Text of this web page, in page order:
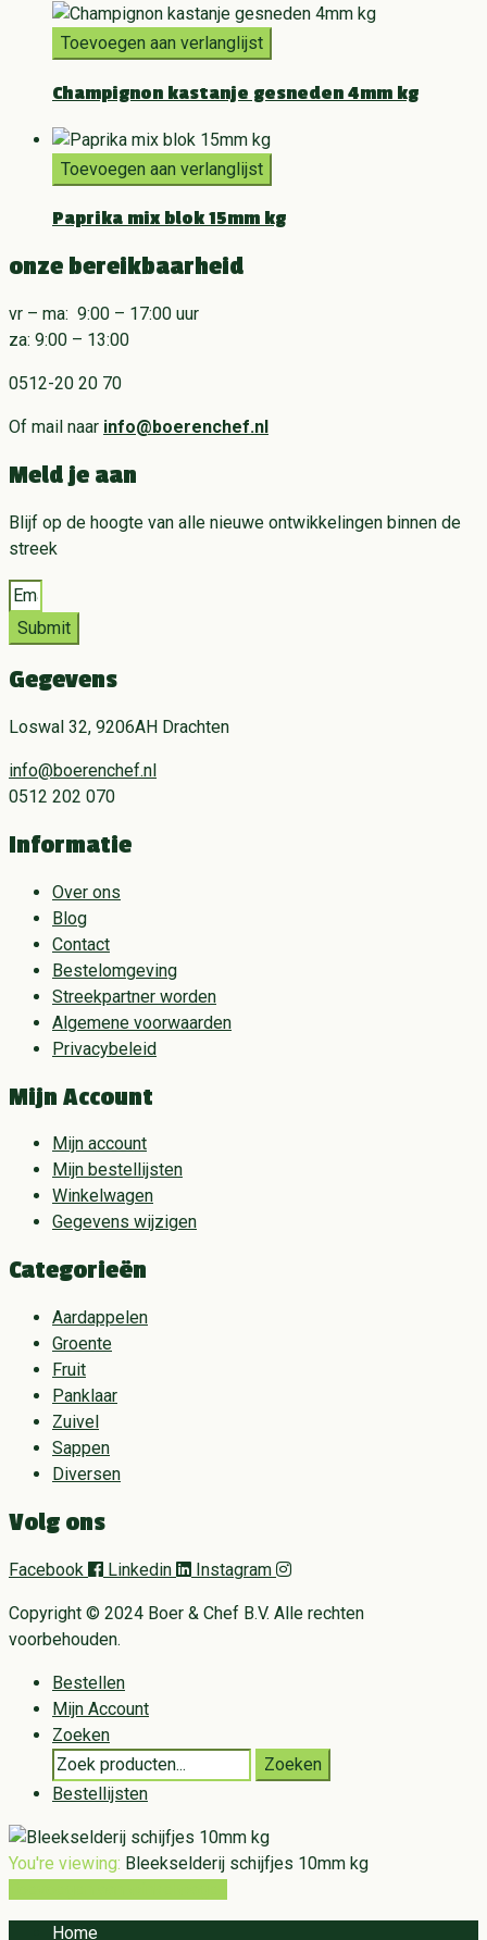
Toevoegen aan verlanglijst
Champignon kastanje gesneden 4mm kg
Toevoegen aan verlanglijst
Paprika mix blok 15mm kg
onze bereikbaarheid
vr – ma: 9:00 – 17:00 uur
za: 9:00 – 13:00
0512-20 20 70
Of mail naar info@boerenchef.nl
Meld je aan
Blijf op de hoogte van alle nieuwe ontwikkelingen binnen de
streek
Submit
Gegevens
Loswal 32, 9206AH Drachten
info@boerenchef.nl
0512 202 070
Informatie
Over ons
Blog
Contact
Bestelomgeving
Streekpartner worden
Algemene voorwaarden
Privacybeleid
Mijn Account
Mijn account
Mijn bestellijsten
Winkelwagen
Gegevens wijzigen
Categorieën
Aardappelen
Groente
Fruit
Panklaar
Zuivel
Sappen
Diversen
Volg ons
Facebook Linkedin Instagram
Copyright © 2024 Boer & Chef B.V. Alle rechten
voorbehouden.
Bestellen
Mijn Account
Zoeken
Search
for:
Zoeken
Bestellijsten
You're viewing: Bleekselderij schijfjes 10mm kg
Home